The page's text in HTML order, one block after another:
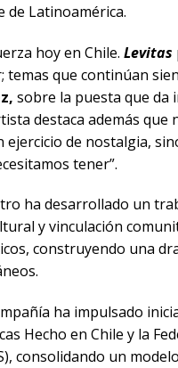
de Latinoamérica.
hoy en Chile. Levitas
que continúan
sobre la puesta que da
destaca además
ejercicio de nostalgia,
tener”.
ha desarrollado un
y vinculación
construyendo una
ha impulsado
Hecho en Chile y la
consolidando un